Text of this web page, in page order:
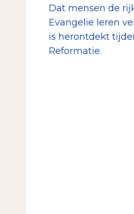
Dat mensen de
Evangelie leren
is herontdekt
Reformatie.